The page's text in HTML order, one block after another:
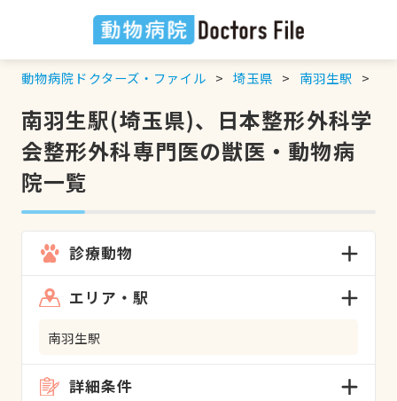
動物病院ドクターズ・ファイル 埼玉県 南羽生駅
南羽生駅(埼玉県)、日本整形外科学
会整形外科専門医の獣医・動物病
院一覧
診療動物
エリア・駅
南羽生駅
詳細条件